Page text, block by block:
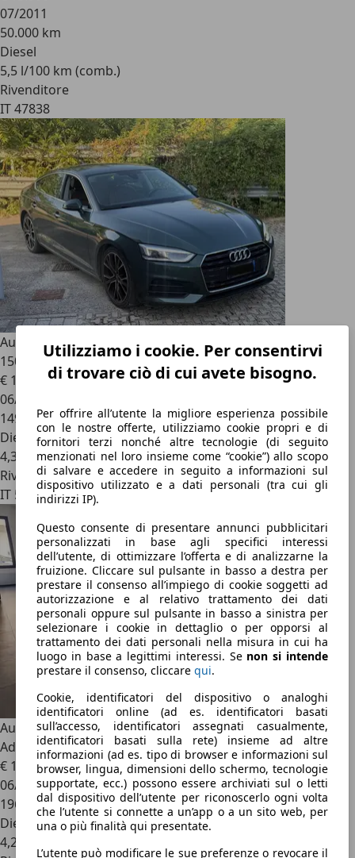
Utilizziamo i cookie. Per consentirvi
di trovare ciò di cui avete bisogno.
Per offrire all’utente la migliore esperienza possibile
con le nostre offerte, utilizziamo cookie propri e di
fornitori terzi nonché altre tecnologie (di seguito
menzionati nel loro insieme come “cookie”) allo scopo
di salvare e accedere in seguito a informazioni sul
dispositivo utilizzato e a dati personali (tra cui gli
indirizzi IP).
Questo consente di presentare annunci pubblicitari
personalizzati in base agli specifici interessi
dell’utente, di ottimizzare l’offerta e di analizzarne la
fruizione. Cliccare sul pulsante in basso a destra per
prestare il consenso all’impiego di cookie soggetti ad
autorizzazione e al relativo trattamento dei dati
personali oppure sul pulsante in basso a sinistra per
selezionare i cookie in dettaglio o per opporsi al
trattamento dei dati personali nella misura in cui ha
luogo in base a legittimi interessi. Se non si intende
prestare il consenso, cliccare qui.
Cookie, identificatori del dispositivo o analoghi
identificatori online (ad es. identificatori basati
sull’accesso, identificatori assegnati casualmente,
identificatori basati sulla rete) insieme ad altre
informazioni (ad es. tipo di browser e informazioni sul
browser, lingua, dimensioni dello schermo, tecnologie
supportate, ecc.) possono essere archiviati sul o letti
dal dispositivo dell’utente per riconoscerlo ogni volta
che l’utente si connette a un’app o a un sito web, per
una o più finalità qui presentate.
L’utente può modificare le sue preferenze o revocare il
07/2011
50.000 km
Diesel
5,5 l/100 km (comb.)
Rivenditore
IT 47838
Audi A5A5 II 2019 Sportback Sportback 35 2.0 tdi Sport
150cv s-tronic
€ 18.950
06/2019
149.000 km
Diesel
4,3 l/100 km (comb.)
Rivenditore
IT 50053
Audi A5A5 II 2020 Sportback Sportback 40 2.0 tdi Business
Advanced 190cv s-tronic
€ 19.7001
06/2020
196.000 km
Diesel
4,2 l/100 km (comb.)